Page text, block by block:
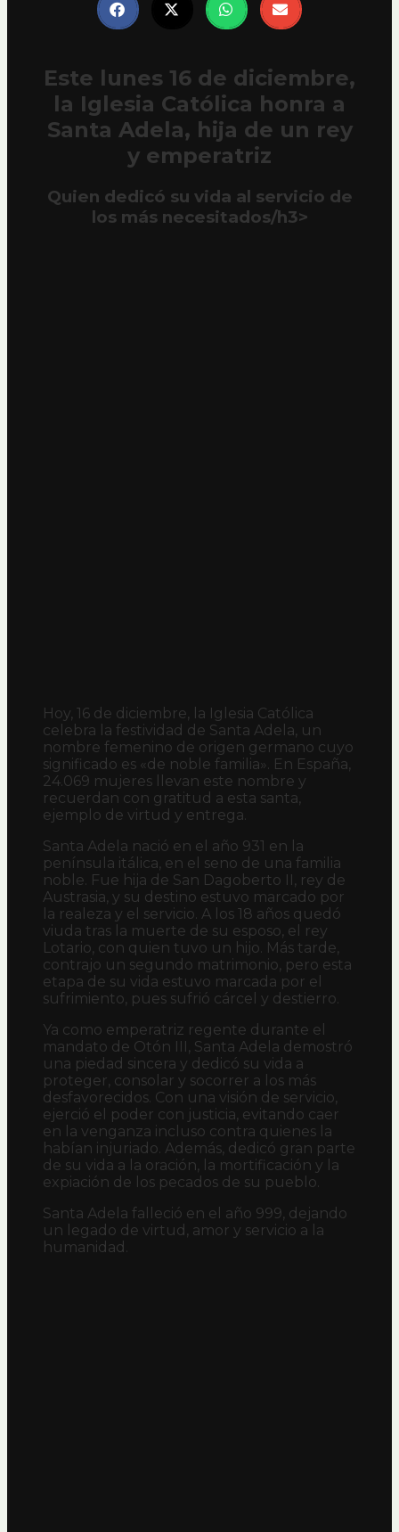
Este lunes 16 de diciembre,
la Iglesia Católica honra a
Santa Adela, hija de un rey
y emperatriz
Quien dedicó su vida al servicio de
los más necesitados/h3>
Hoy, 16 de diciembre, la Iglesia Católica
celebra la festividad de Santa Adela, un
nombre femenino de origen germano cuyo
significado es «de noble familia». En España,
24.069 mujeres llevan este nombre y
recuerdan con gratitud a esta santa,
ejemplo de virtud y entrega.
Santa Adela nació en el año 931 en la
península itálica, en el seno de una familia
noble. Fue hija de San Dagoberto II, rey de
Austrasia, y su destino estuvo marcado por
la realeza y el servicio. A los 18 años quedó
viuda tras la muerte de su esposo, el rey
Lotario, con quien tuvo un hijo. Más tarde,
contrajo un segundo matrimonio, pero esta
etapa de su vida estuvo marcada por el
sufrimiento, pues sufrió cárcel y destierro.
Ya como emperatriz regente durante el
mandato de Otón III, Santa Adela demostró
una piedad sincera y dedicó su vida a
proteger, consolar y socorrer a los más
desfavorecidos. Con una visión de servicio,
ejerció el poder con justicia, evitando caer
en la venganza incluso contra quienes la
habían injuriado. Además, dedicó gran parte
de su vida a la oración, la mortificación y la
expiación de los pecados de su pueblo.
Santa Adela falleció en el año 999, dejando
un legado de virtud, amor y servicio a la
humanidad.